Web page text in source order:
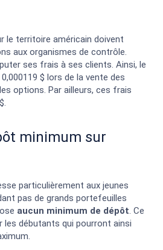
le territoire américain doivent
aux organismes de contrôle.
ses frais à ses clients. Ainsi, le
$ lors de la vente des
options. Par ailleurs, ces frais
minimum sur
particulièrement aux jeunes
pas de grands portefeuilles
aucun minimum de dépôt. Ce
les débutants qui pourront ainsi